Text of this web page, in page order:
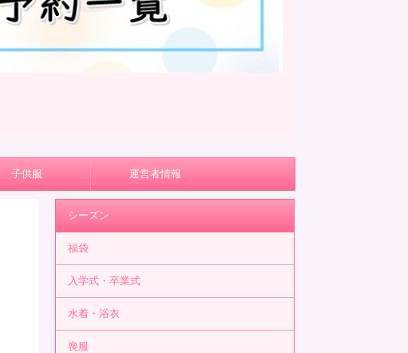
子供服 運営者情報
シーズン
福袋
入学式・卒業式
水着・浴衣
喪服